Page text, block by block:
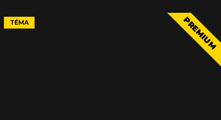
TÉMA PREMIUM